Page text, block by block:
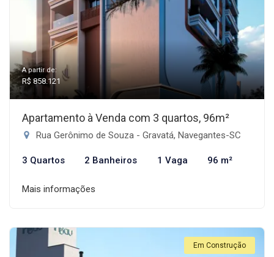
A partir de:
R$ 858.121
Apartamento à Venda com 3 quartos, 96m²
Rua Gerônimo de Souza - Gravatá, Navegantes-SC
3 Quartos 2 Banheiros 1 Vaga 96 m²
Mais informações
Em Construção